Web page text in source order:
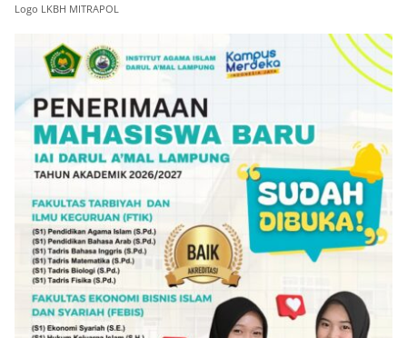
Logo LKBH MITRAPOL